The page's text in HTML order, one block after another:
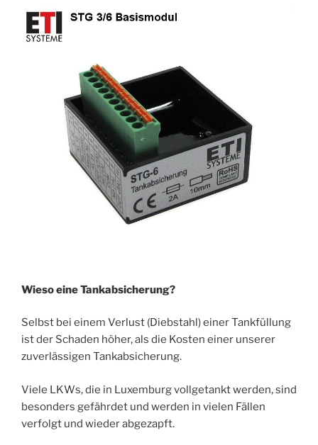
Wieso eine Tankabsicherung?
Selbst bei einem Verlust (Diebstahl) einer Tankfüllung
ist der Schaden höher, als die Kosten einer unserer
zuverlässigen Tankabsicherung.
Viele LKWs, die in Luxemburg vollgetankt werden, sind
besonders gefährdet und werden in vielen Fällen
verfolgt und wieder abgezapft.